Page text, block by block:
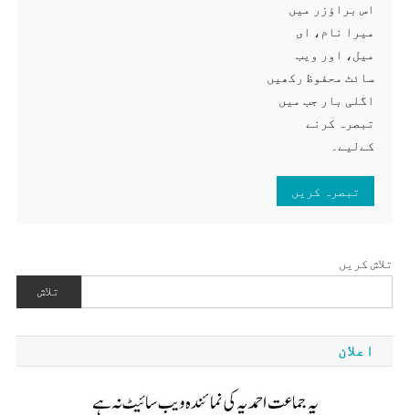
اس براؤزر میں
میرا نام، ای
میل، اور ویب
سائٹ محفوظ رکھیں
اگلی بار جب میں
تبصرہ کرنے
کےلیے۔
تلاش کریں
تلاش
اعلان